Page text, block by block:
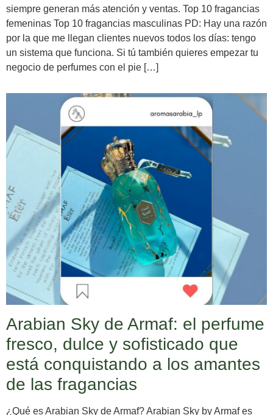
siempre generan más atención y ventas. Top 10 fragancias
femeninas Top 10 fragancias masculinas PD: Hay una razón
por la que me llegan clientes nuevos todos los días: tengo
un sistema que funciona. Si tú también quieres empezar tu
negocio de perfumes con el pie […]
Arabian Sky de Armaf: el perfume
fresco, dulce y sofisticado que
está conquistando a los amantes
de las fragancias
¿Qué es Arabian Sky de Armaf? Arabian Sky by Armaf es